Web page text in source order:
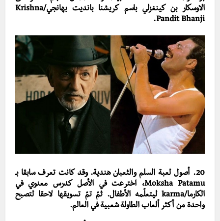
الاوسكار بن كينغزلي باسم كريشنا بانديت بهانجي/Krishna
Pandit Bhanji.
20. أصول لعبة السلم والثعبان هندية. وقد كانت تعرف سابقا بـ
Moksha Patamu، اخترعت في الأصل كدرس معنوي في
الكارما/karma ليتعلّمه الأطفال. ثمّ تمّ تسويقها لاحقا لتصبح
واحدة من أكثر ألعاب الطاولة شعبية في العالم.